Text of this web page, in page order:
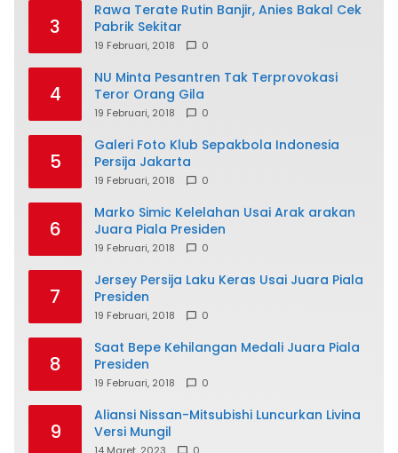
3
Rawa Terate Rutin Banjir, Anies Bakal Cek
Pabrik Sekitar
19 Februari, 2018 0
4
NU Minta Pesantren Tak Terprovokasi
Teror Orang Gila
19 Februari, 2018 0
5
Galeri Foto Klub Sepakbola Indonesia
Persija Jakarta
19 Februari, 2018 0
6
Marko Simic Kelelahan Usai Arak arakan
Juara Piala Presiden
19 Februari, 2018 0
7
Jersey Persija Laku Keras Usai Juara Piala
Presiden
19 Februari, 2018 0
8
Saat Bepe Kehilangan Medali Juara Piala
Presiden
19 Februari, 2018 0
9
Aliansi Nissan-Mitsubishi Luncurkan Livina
Versi Mungil